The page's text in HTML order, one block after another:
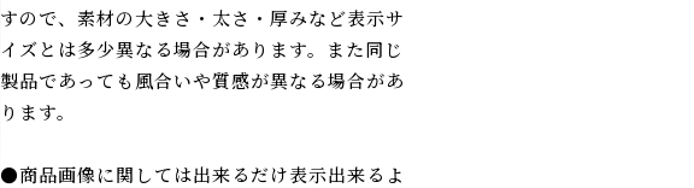
すので、素材の大きさ・太さ・厚みなど表示サ
イズとは多少異なる場合があります。また同じ
製品であっても風合いや質感が異なる場合があ
ります。
●商品画像に関しては出来るだけ表示出来るよ